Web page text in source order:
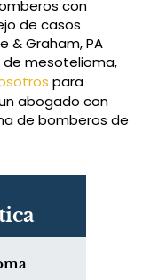
con
de casos
& Graham, PA
mesotelioma,
para
abogado con
de bomberos de